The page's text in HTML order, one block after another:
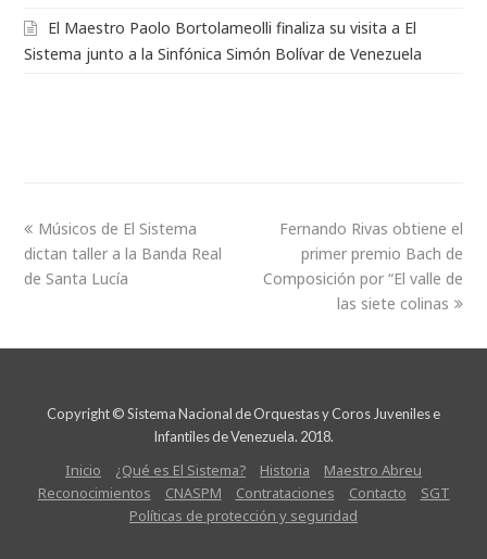
El Maestro Paolo Bortolameolli finaliza su visita a El
Sistema junto a la Sinfónica Simón Bolívar de Venezuela
Músicos de El Sistema
dictan taller a la Banda Real
de Santa Lucía
Fernando Rivas obtiene el
primer premio Bach de
Composición por “El valle de
las siete colinas
Copyright © Sistema Nacional de Orquestas y Coros Juveniles e
Infantiles de Venezuela. 2018.
Inicio ¿Qué es El Sistema? Historia
Maestro Abreu
Reconocimientos
CNASPM Contrataciones Contacto
SGT
Políticas de protección y seguridad